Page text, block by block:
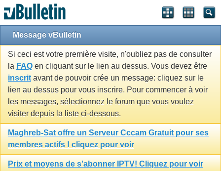
Message vBulletin
Si ceci est votre première visite, n'oubliez pas de consulter
la FAQ en cliquant sur le lien au dessus. Vous devez être
inscrit avant de pouvoir crée un message: cliquez sur le
lien au dessus pour vous inscrire. Pour commencer à voir
les messages, sélectionnez le forum que vous voulez
visiter depuis la liste ci-dessous.
Maghreb-Sat offre un Serveur Cccam Gratuit pour ses
membres actifs ! cliquez pour voir
Prix et moyens de s'abonner IPTV! Cliquez pour voir